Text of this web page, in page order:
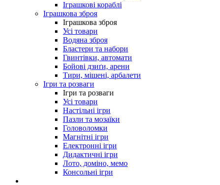
Іграшкові кораблі
Іграшкова зброя
Іграшкова зброя
Усі товари
Водяна зброя
Бластери та набори
Гвинтівки, автомати
Бойові дзиґи, арени
Тири, мішені, арбалети
Ігри та розваги
Ігри та розваги
Усі товари
Настільні ігри
Пазли та мозаїки
Головоломки
Магнітні ігри
Електронні ігри
Дидактичні ігри
Лото, доміно, мемо
Консольні ігри